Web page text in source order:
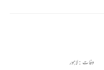
وفات :لاہور